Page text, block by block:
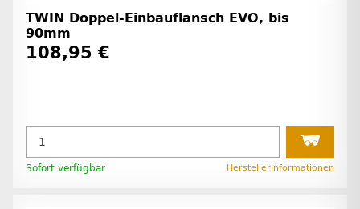
TWIN Doppel-Einbauflansch EVO, bis
90mm
108,95 €
Sofort verfügbar Herstellerinformationen